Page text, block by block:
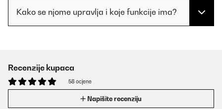
Kako se njome upravlja i koje funkcije ima?
Recenzije kupaca
58 ocjene
Napišite recenziju